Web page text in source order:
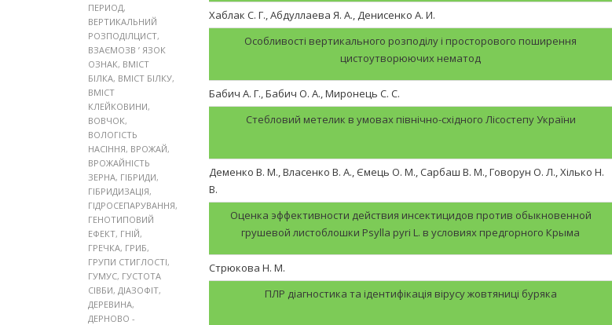
ПЕРИОД,
ВЕРТИКАЛЬНИЙ
РОЗПОДІЛЦИСТ,
ВЗАЄМОЗВ ’ ЯЗОК
ОЗНАК, ВМІСТ
БІЛКА, ВМІСТ БІЛКУ,
ВМІСТ
КЛЕЙКОВИНИ,
ВОВЧОК,
ВОЛОГІСТЬ
НАСІННЯ, ВРОЖАЙ,
ВРОЖАЙНІСТЬ
ЗЕРНА, ГІБРИДИ,
ГІБРИДИЗАЦІЯ,
ГІДРОСЕПАРУВАННЯ,
ГЕНОТИПОВИЙ
ЕФЕКТ, ГНІЙ,
ГРЕЧКА, ГРИБ,
ГРУПИ СТИГЛОСТІ,
ГУМУС, ГУСТОТА
СІВБИ, ДІАЗОФІТ,
ДЕРЕВИНА,
ДЕРНОВО -
Хаблак С. Г., Абдуллаева Я. А., Денисенко А. И.
Особливості вертикального розподілу і просторового поширення
цистоутворюючих нематод
Бабич А. Г., Бабич О. А., Миронець С. С.
Стебловий метелик в умовах північно-східного Лісостепу України
Деменко В. М., Власенко В. А., Ємець О. М., Сарбаш В. М., Говорун О. Л., Хілько Н.
В.
Оценка эффективности действия инсектицидов против обыкновенной
грушевой листоблошки Psylla pyri L. в условиях предгорного Крыма
Стрюкова Н. М.
ПЛР діагностика та ідентифікація вірусу жовтяниці буряка